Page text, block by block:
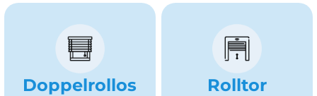
Doppelrollos Rolltor